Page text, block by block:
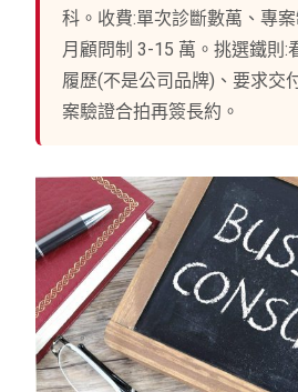
科。收費:單次診斷數萬、專
月顧問制 3-15 萬。挑選鐵則:
履歷(不是公司品牌)、要求交
案驗證合拍再簽長約。